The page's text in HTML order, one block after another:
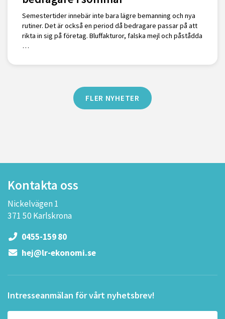
Semestertider innebär inte bara lägre bemanning och nya
rutiner. Det är också en period då bedragare passar på att
rikta in sig på företag. Bluffakturor, falska mejl och påstådda
…
FLER NYHETER
Kontakta oss
Nickelvägen 1
371 50 Karlskrona
0455-159 80
hej@lr-ekonomi.se
Intresseanmälan för vårt nyhetsbrev!